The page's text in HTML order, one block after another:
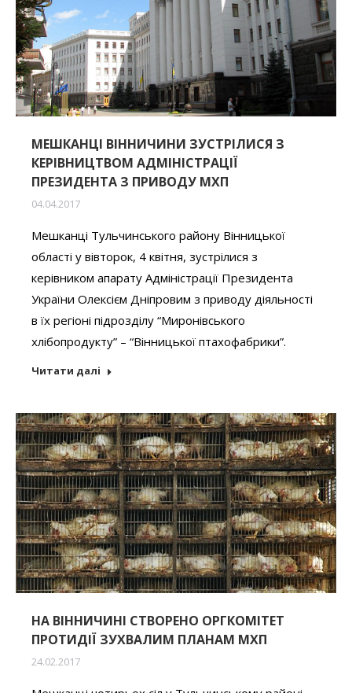
МЕШКАНЦІ ВІННИЧИНИ ЗУСТРІЛИСЯ З
КЕРІВНИЦТВОМ АДМІНІСТРАЦІЇ
ПРЕЗИДЕНТА З ПРИВОДУ МХП
04.04.2017
Мешканці Тульчинського району Вінницької
області у вівторок, 4 квітня, зустрілися з
керівником апарату Адміністрації Президента
України Олексієм Дніпровим з приводу діяльності
в їх регіоні підрозділу “Миронівського
хлібопродукту” – “Вінницької птахофабрики”.
Читати далі
НА ВІННИЧИНІ СТВОРЕНО ОРГКОМІТЕТ
ПРОТИДІЇ ЗУХВАЛИМ ПЛАНАМ МХП
24.02.2017